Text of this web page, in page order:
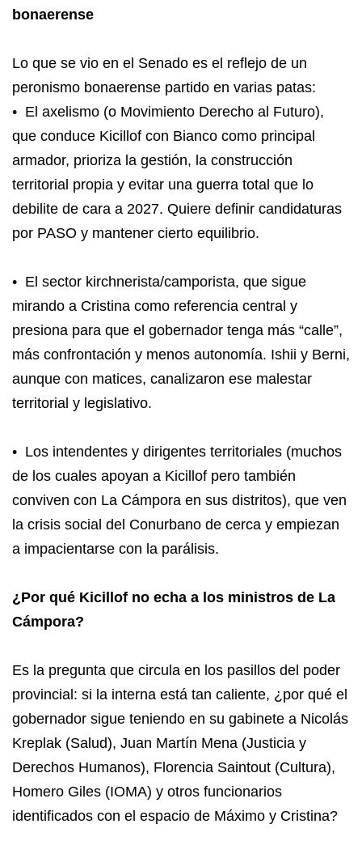
bonaerense
Lo que se vio en el Senado es el reflejo de un
peronismo bonaerense partido en varias patas:
• El axelismo (o Movimiento Derecho al Futuro),
que conduce Kicillof con Bianco como principal
armador, prioriza la gestión, la construcción
territorial propia y evitar una guerra total que lo
debilite de cara a 2027. Quiere definir candidaturas
por PASO y mantener cierto equilibrio.
• El sector kirchnerista/camporista, que sigue
mirando a Cristina como referencia central y
presiona para que el gobernador tenga más “calle”,
más confrontación y menos autonomía. Ishii y Berni,
aunque con matices, canalizaron ese malestar
territorial y legislativo.
• Los intendentes y dirigentes territoriales (muchos
de los cuales apoyan a Kicillof pero también
conviven con La Cámpora en sus distritos), que ven
la crisis social del Conurbano de cerca y empiezan
a impacientarse con la parálisis.
¿Por qué Kicillof no echa a los ministros de La
Cámpora?
Es la pregunta que circula en los pasillos del poder
provincial: si la interna está tan caliente, ¿por qué el
gobernador sigue teniendo en su gabinete a Nicolás
Kreplak (Salud), Juan Martín Mena (Justicia y
Derechos Humanos), Florencia Saintout (Cultura),
Homero Giles (IOMA) y otros funcionarios
identificados con el espacio de Máximo y Cristina?